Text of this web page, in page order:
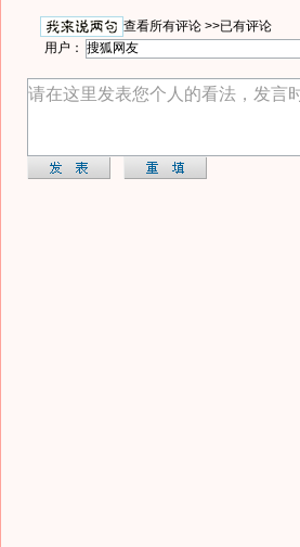
查看所有评论 >>已有评论
用户：